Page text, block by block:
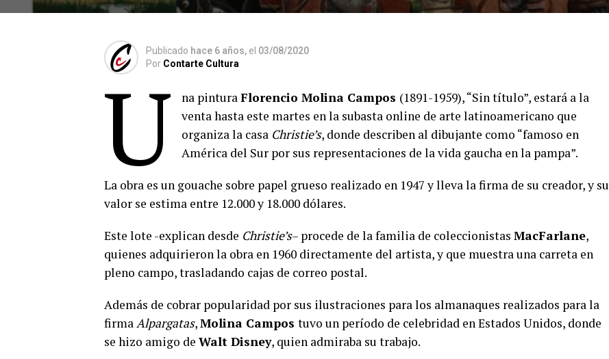
Publicado hace 6 años, el 03/08/2020
Por Contarte Cultura
U na pinturaFlorencio Molina Campos (1891-1959), “Sin título”, estará a la
venta hasta este martes en la subasta online de arte latinoamericano que
organiza la casa Christie’s, donde describen al dibujante como “famoso en
América del Sur por sus representaciones de la vida gaucha en la pampa”.
La obra es un gouache sobre papel grueso realizado en 1947 y lleva la firma de su creador, y su
valor se estima entre 12.000 y 18.000 dólares.
Este lote -explican desde Christie’s– procede de la familia de coleccionistas MacFarlane,
quienes adquirieron la obra en 1960 directamente del artista, y que muestra una carreta en
pleno campo, trasladando cajas de correo postal.
Además de cobrar popularidad por sus ilustraciones para los almanaques realizados para la
firmaAlpargatas,Molina Campos tuvo un período de celebridad en Estados Unidos, donde
se hizo amigo de Walt Disney, quien admiraba su trabajo.